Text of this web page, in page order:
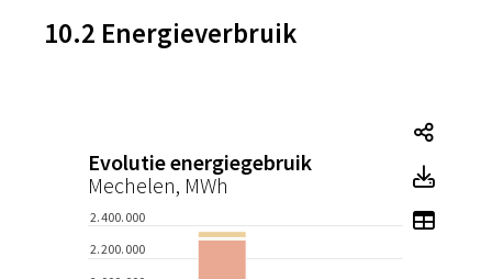
10.2 Energieverbruik
Evolutie energiegebruik
Mechelen, MWh
Toon